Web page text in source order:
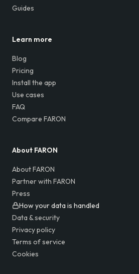
Guides
Learn more
Blog
Pricing
Install the app
Use cases
FAQ
Compare FARON
About FARON
About FARON
Partner with FARON
Press
How your data is handled
Data & security
Privacy policy
Terms of service
Cookies